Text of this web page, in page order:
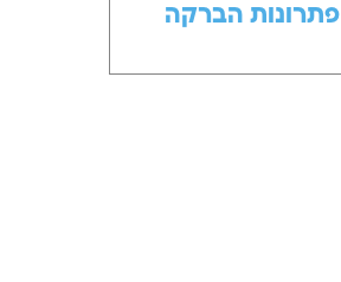
פתרונות הברקה